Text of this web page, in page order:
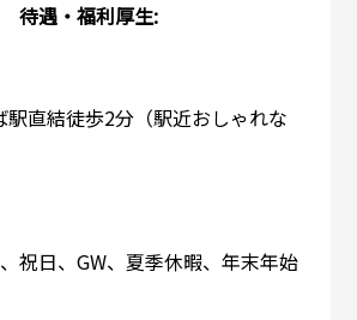
待遇・福利厚生:
駅直結徒歩2分（駅近おしゃれな
祝日、GW、夏季休暇、年末年始